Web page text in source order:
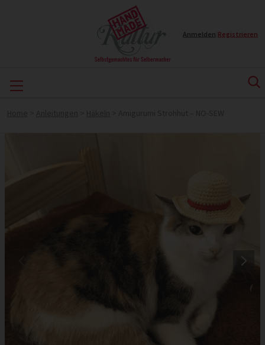
Anmelden Registrieren